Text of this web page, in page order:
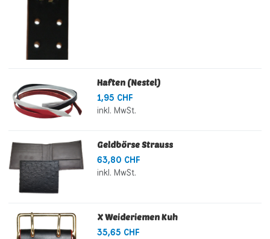
Haften (Nestel)
1,95 CHF
inkl. MwSt.
Geldbörse Strauss
63,80 CHF
inkl. MwSt.
X Weideriemen Kuh
35,65 CHF